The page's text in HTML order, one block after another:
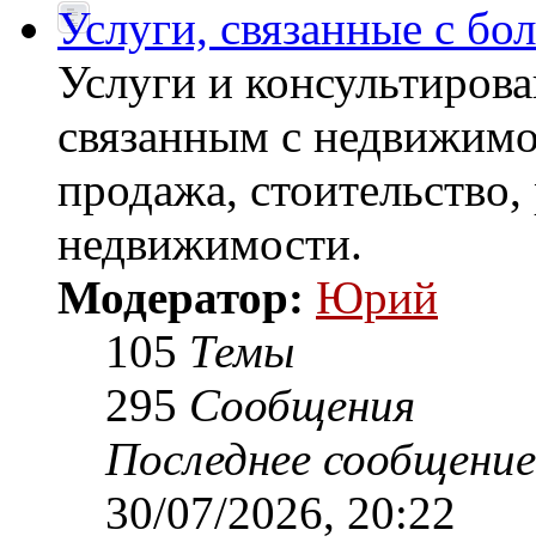
Услуги, связанные с
Услуги и
связанным с
продажа,
недвижимости.
Модератор: Юрий
105 Темы
295 Сообщения
Последнее сообщение
30/07/2026, 20:22